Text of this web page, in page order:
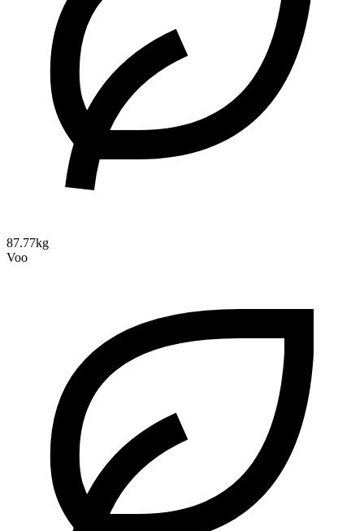
87.77kg
Voo